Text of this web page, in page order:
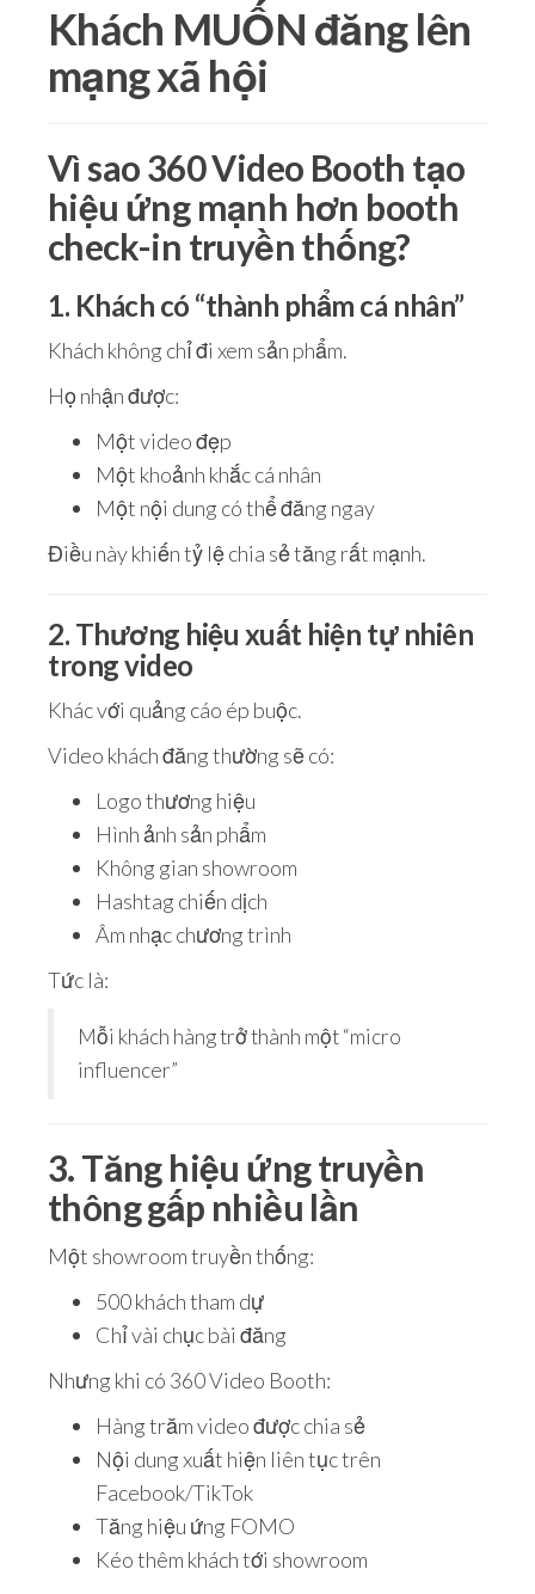
Khách MUỐN đăng lên
mạng xã hội
Vì sao 360 Video Booth tạo
hiệu ứng mạnh hơn booth
check-in truyền thống?
1. Khách có “thành phẩm cá nhân”
Khách không chỉ đi xem sản phẩm.
Họ nhận được:
Một video đẹp
Một khoảnh khắc cá nhân
Một nội dung có thể đăng ngay
Điều này khiến tỷ lệ chia sẻ tăng rất mạnh.
2. Thương hiệu xuất hiện tự nhiên
trong video
Khác với quảng cáo ép buộc.
Video khách đăng thường sẽ có:
Logo thương hiệu
Hình ảnh sản phẩm
Không gian showroom
Hashtag chiến dịch
Âm nhạc chương trình
Tức là:
Mỗi khách hàng trở thành một “micro
influencer”
3. Tăng hiệu ứng truyền
thông gấp nhiều lần
Một showroom truyền thống:
500 khách tham dự
Chỉ vài chục bài đăng
Nhưng khi có 360 Video Booth:
Hàng trăm video được chia sẻ
Nội dung xuất hiện liên tục trên
Facebook/TikTok
Tăng hiệu ứng FOMO
Kéo thêm khách tới showroom